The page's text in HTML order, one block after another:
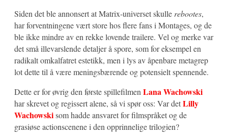
Siden det ble annonsert at Matrix-universet skulle rebootes,
har forventningene vært store hos flere fans i Montages, og de
ble ikke mindre av en rekke lovende trailere. Vel og merke var
det små illevarslende detaljer å spore, som for eksempel en
radikalt omkalfatret estetikk, men i lys av åpenbare metagrep
lot dette til å være meningsbærende og potensielt spennende.
Dette er for øvrig den første spillefilmen Lana Wachowski
har skrevet og regissert alene, så vi spør oss: Var detLilly
Wachowskisom hadde ansvaret for filmspråket og de
grasiøse actionscenene i den opprinnelige trilogien?